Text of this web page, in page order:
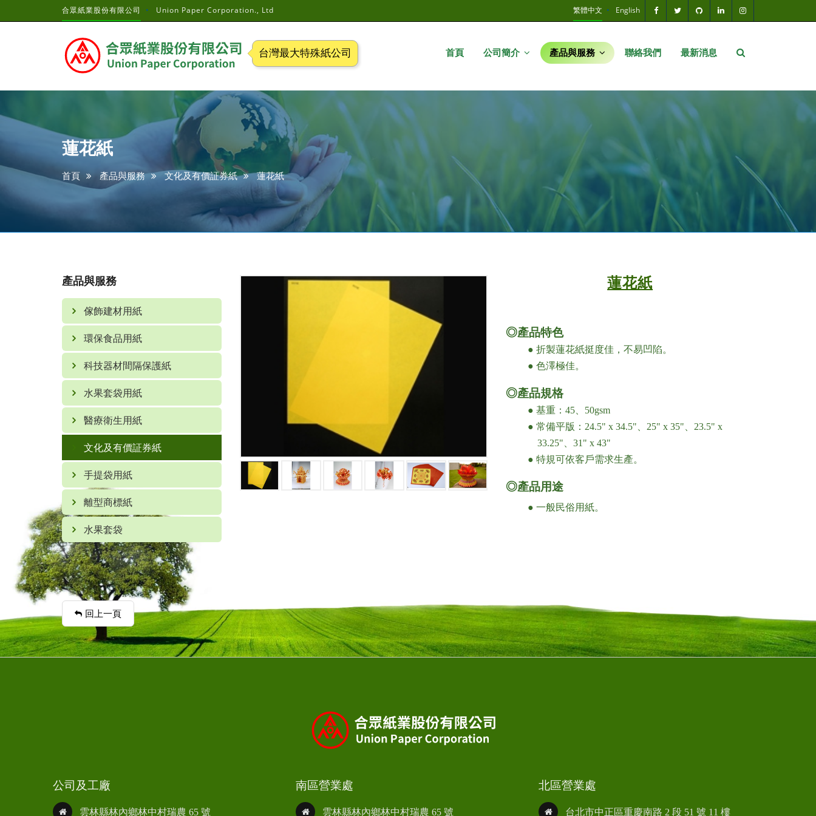
繁體中文 English
合眾紙業股份有限公司 Union Paper Corporation., Ltd
台灣最大特殊紙公司
主
單首頁 公司簡介 產品與服務 聯絡我們 最新消息
蓮
花
-
合
眾
紙
業
份
蓮花紙
首頁 產品與服務 文化及有價証券紙 蓮花紙
產品與服務
傢飾建材用紙
環保食品用紙
科技器材間隔保護紙
水果套袋用紙
醫療衛生用紙
文化及有價証券紙
手提袋用紙
離型商標紙
水果套袋
蓮花紙
◎產品特色
● 折製蓮花紙挺度佳，不易凹陷。
● 色澤極佳。
◎產品規格
● 基重：45、50gsm
● 常備平版：24.5" x 34.5"、25" x 35"、23.5" x
33.25"、31" x 43"
● 特規可依客戶需求生產。
◎產品用途
● 一般民俗用紙。
回上一頁
公司及工廠
雲林縣林內鄉林中村瑞農 65 號
南區營業處
雲林縣林內鄉林中村瑞農 65 號
北區營業處
台北市中正區重慶南路 2 段 51 號 11 樓